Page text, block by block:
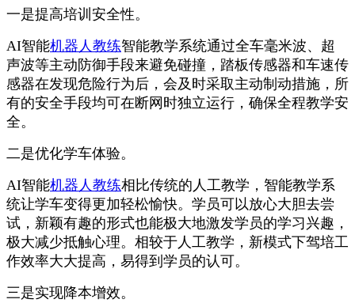
一是提高培训安全性。
AI智能机器人教练智能教学系统通过全车毫米波、超
声波等主动防御手段来避免碰撞，踏板传感器和车速传
感器在发现危险行为后，会及时采取主动制动措施，所
有的安全手段均可在断网时独立运行，确保全程教学安
全。
二是优化学车体验。
AI智能机器人教练相比传统的人工教学，智能教学系
统让学车变得更加轻松愉快。学员可以放心大胆去尝
试，新颖有趣的形式也能极大地激发学员的学习兴趣，
极大减少抵触心理。相较于人工教学，新模式下驾培工
作效率大大提高，易得到学员的认可。
三是实现降本增效。